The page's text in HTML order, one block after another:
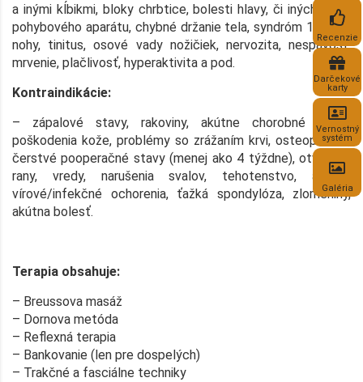
a inými kĺbikmi, bloky chrbtice, bolesti hlavy, či iných častí
pohybového aparátu, chybné držanie tela, syndróm 1 dlhšej
nohy, tinitus, osové vady nožičiek, nervozita, nespavosť,
mrvenie, plačlivosť, hyperaktivita a pod.
Kontraindikácie:
– zápalové stavy, rakoviny, akútne chorobné stavy,
poškodenia kože, problémy so zrážaním krvi, osteoporóza,
čerstvé pooperačné stavy (menej ako 4 týždne), otvorené
rany, vredy, narušenia svalov, tehotenstvo, akútne
vírové/infekčné ochorenia, ťažká spondylóza, zlomeniny,
akútna bolesť.
Terapia obsahuje:
– Breussova masáž
– Dornova metóda
– Reflexná terapia
– Bankovanie (len pre dospelých)
– Trakčné a fasciálne techniky
Recenzie
Darčekové
karty
Vernostný
systém
Galéria